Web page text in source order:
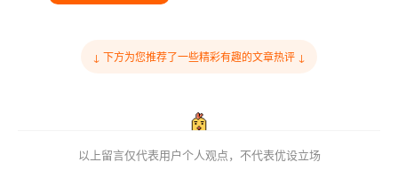
↓ 下方为您推荐了一些精彩有趣的文章热评 ↓
以上留言仅代表用户个人观点，不代表优设立场